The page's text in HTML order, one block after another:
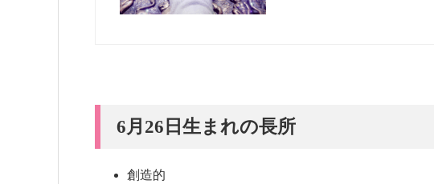
6月26日生まれの長所
創造的